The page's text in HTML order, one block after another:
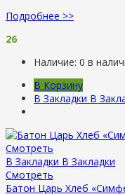
Подробнее >>
26
Наличие: 0 в
В Корзину
В Закладки В
Смотреть
В Закладки В Закладки
Смотреть
Батон Царь Хлеб